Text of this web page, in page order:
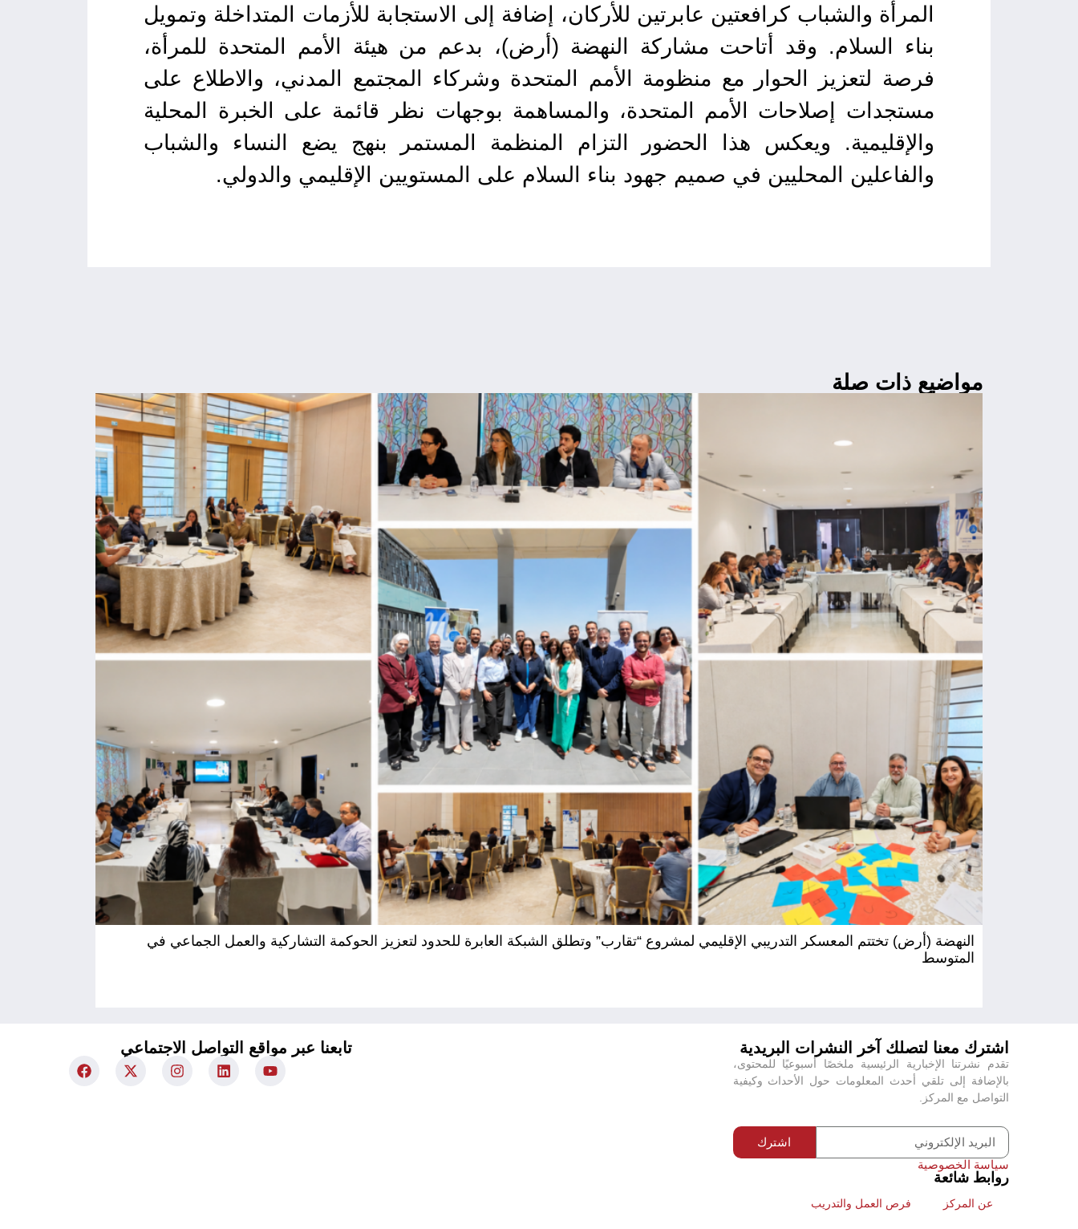
المرأة والشباب كرافعتين عابرتين للأركان، إضافة إلى الاستجابة للأزمات المتداخلة وتمويل
بناء السلام. وقد أتاحت مشاركة النهضة (أرض)، بدعم من هيئة الأمم المتحدة للمرأة،
فرصة لتعزيز الحوار مع منظومة الأمم المتحدة وشركاء المجتمع المدني، والاطلاع على
مستجدات إصلاحات الأمم المتحدة، والمساهمة بوجهات نظر قائمة على الخبرة المحلية
والإقليمية. ويعكس هذا الحضور التزام المنظمة المستمر بنهج يضع النساء والشباب
والفاعلين المحليين في صميم جهود بناء السلام على المستويين الإقليمي والدولي.
مواضيع ذات صلة
النهضة (أرض) تختتم المعسكر التدريبي الإقليمي لمشروع “تقارب” وتطلق الشبكة العابرة للحدود لتعزيز الحوكمة التشاركية والعمل الجماعي في
المتوسط
اشترك معنا لتصلك آخر النشرات البريدية
تقدم نشرتنا الإخبارية الرئيسية ملخصًا أسبوعيًا للمحتوى،
بالإضافة إلى تلقي أحدث المعلومات حول الأحداث وكيفية
التواصل مع المركز.
اشترك
سياسة الخصوصية
روابط شائعة
عن المركز فرص العمل والتدريب
تابعنا عبر مواقع التواصل الاجتماعي